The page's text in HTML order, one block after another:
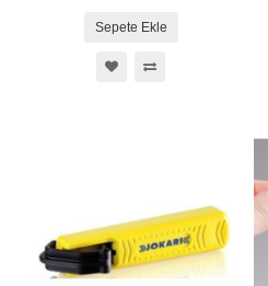
Sepete Ekle